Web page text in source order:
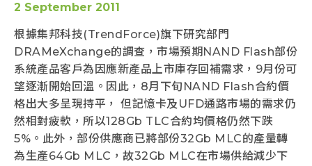
2 September 2011
根據集邦科技(TrendForce)旗下研究部門
DRAMeXchange的調查，市場預期NAND Flash部份
系統產品客戶為因應新產品上市庫存回補需求，9月份可
望逐漸開始回溫。因此，8月下旬NAND Flash合約價
格出大多呈現持平， 但記憶卡及UFD通路市場的需求仍
然相對疲軟，所以128Gb TLC合約均價格仍然下跌
5%。此外，部份供應商已將部份32Gb MLC的產量轉
為生產64Gb MLC，故32Gb MLC在市場供給減少下